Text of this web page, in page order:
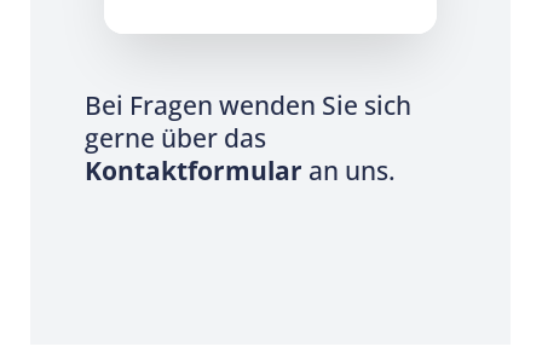
Bei Fragen wenden Sie sich
gerne über das
Kontaktformular an uns.